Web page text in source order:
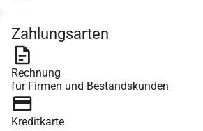
Zahlungsarten
Rechnung
für Firmen und Bestandskunden
Kreditkarte